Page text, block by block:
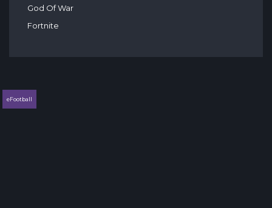
God Of War
Fortnite
eFootball